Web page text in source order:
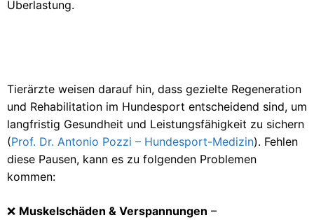
Überlastung.
Tierärzte weisen darauf hin, dass gezielte Regeneration
und Rehabilitation im Hundesport entscheidend sind, um
langfristig Gesundheit und Leistungsfähigkeit zu sichern
(Prof. Dr. Antonio Pozzi – Hundesport-Medizin). Fehlen
diese Pausen, kann es zu folgenden Problemen
kommen:
❌ Muskelschäden & Verspannungen –